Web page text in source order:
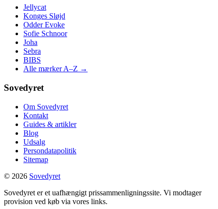
Jellycat
Konges Sløjd
Odder Evoke
Sofie Schnoor
Joha
Sebra
BIBS
Alle mærker A–Z →
Sovedyret
Om Sovedyret
Kontakt
Guides & artikler
Blog
Udsalg
Persondatapolitik
Sitemap
© 2026 Sovedyret
Sovedyret er et uafhængigt prissammenligningssite. Vi modtager
provision ved køb via vores links.